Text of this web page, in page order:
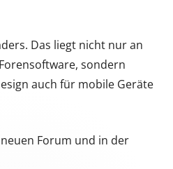
Das liegt nicht nur an
sondern
auch für mobile Geräte
Forum und in der